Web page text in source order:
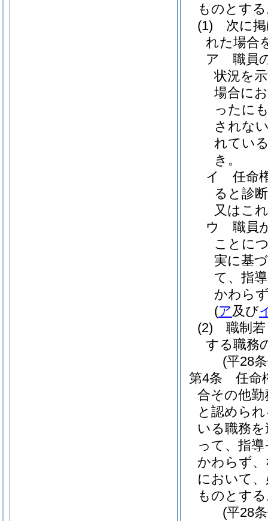
ものとす
(1)
次に
れた場合
ア
職員
状況を
場合に
ったに
されな
れてい
き。
イ
任命
ると診
又はこ
ウ
職員
ことに
実に基
て、指
かわら
(ア及び
(2)
職制
する職務
(平28
第4条
任命
合その他
と認めら
いる職務
って、指
かわらず
において
ものとす
(平28